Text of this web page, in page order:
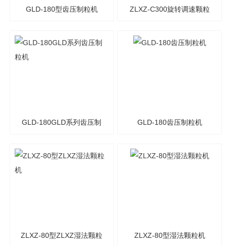
GLD-180型齿压制粒机 ZLXZ-C300旋转调速颗粒
GLD-180GLD系列齿压制 GLD-180齿压制粒机
ZLXZ-80型ZLXZ湿法颗粒 ZLXZ-80型湿法颗粒机